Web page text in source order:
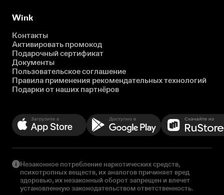
Wink
Контакты
Активировать промокод
Подарочный сертификат
Документы
Пользовательское соглашение
Правила применения рекомендательных технологий
Подарки от наших партнёров
Незаконное потребление наркотических средств,
психотропных веществ, их аналогов причиняет вред
здоровью, их незаконный оборот запрещен и влечет
установленную законодательством ответственность.